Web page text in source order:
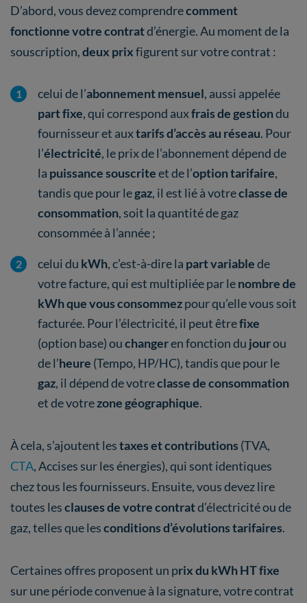
D’abord, vous devez comprendrecomment
fonctionne votre contratd’énergie. Au moment de la
souscription,deux prixfigurent sur votre contrat :
celui de l’abonnement mensuel, aussi appelée
part fixe, qui correspond auxfrais de gestiondu
fournisseur et auxtarifs d’accès au réseau. Pour
l’électricité, le prix de l’abonnement dépend de
la puissance souscriteet de l’option tarifaire,
tandis que pour legaz, il est lié à votreclasse de
consommation, soit la quantité de gaz
consommée à l’année ;
celui du kWh, c’est-à-dire la part variablede
votre facture, qui est multipliée par lenombre de
kWh que vous consommezpour qu’elle vous soit
facturée. Pour l’électricité, il peut êtrefixe
(option base) ouchangeren fonction du jourou
de l’heure (Tempo, HP/HC), tandis que pour le
gaz, il dépend de votreclasse de consommation
et de votrezone géographique.
À cela, s’ajoutent lestaxes et contributions (TVA,
CTA, Accises sur les énergies), qui sont identiques
chez tous les fournisseurs. Ensuite, vous devez lire
toutes lesclauses de votre contratd’électricité ou de
gaz, telles que lesconditions d’évolutions tarifaires.
Certaines offres proposent un prix du kWh HT fixe
sur une période convenue à la signature, votre contrat